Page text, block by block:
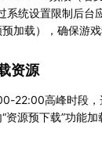
统设置限制后台
加载），确保游戏
资源
22:00高峰时段，
资源预下载”功能